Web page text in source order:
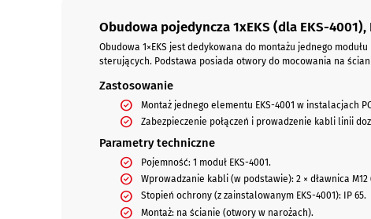
Obudowa pojedyncza 1xEKS (dla EKS-
Obudowa 1×EKS jest dedykowana do montażu jednego
sterujących. Podstawa posiada otwory do mocowania na
Zastosowanie
Montaż jednego elementu EKS-4001 w instalacjach
Zabezpieczenie połączeń i prowadzenie kabli linii
Parametry techniczne
Pojemność: 1 moduł EKS-4001.
Wprowadzanie kabli (w podstawie): 2 × dławnica
Stopień ochrony (z zainstalowanym EKS-4001): IP 65.
Montaż: na ścianie (otwory w narożach).